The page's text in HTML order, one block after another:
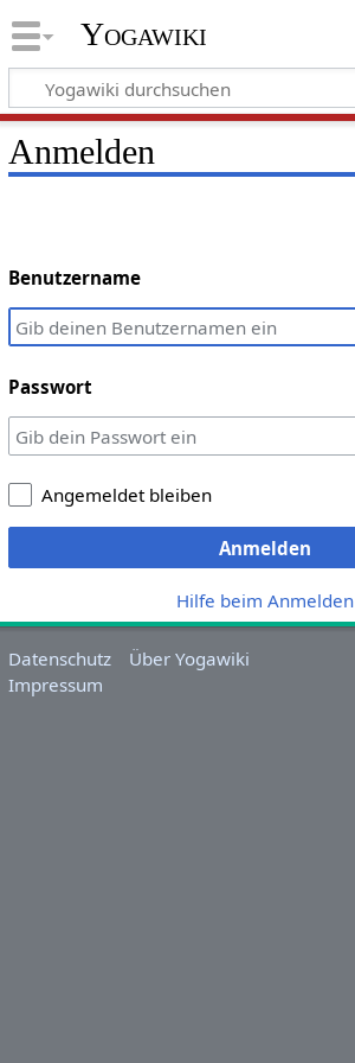
Yogawiki
Anmelden
Benutzername
Passwort
Angemeldet bleiben
Anmelden
Hilfe beim Anmelden
Datenschutz
Über Yogawiki
Impressum